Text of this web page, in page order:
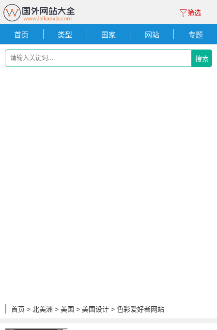
筛选
首页 类型 国家 网站 专题
搜索
首页 > 北美洲 > 美国 > 美国设计 > 色彩爱好者网站